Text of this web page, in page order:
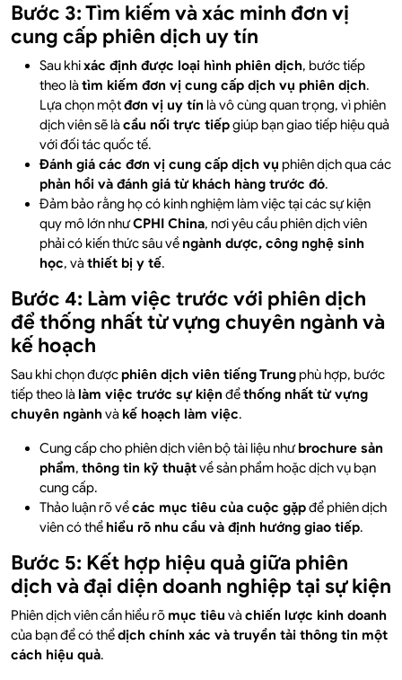
Bước 3: Tìm kiếm và xác minh đơn vị
cung cấp phiên dịch uy tín
Sau khixác định được loại hình phiên dịch, bước tiếp
theo làtìm kiếm đơn vị cung cấp dịch vụ phiên dịch.
Lựa chọn mộtđơn vị uy tín là vô cùng quan trọng, vì phiên
dịch viên sẽ làcầu nối trực tiếpgiúp bạn giao tiếp hiệu quả
với đối tác quốc tế.
Đánh giá các đơn vị cung cấp dịch vụ phiên dịch qua các
phản hồi và đánh giá từ khách hàng trước đó.
Đảm bảo rằng họ có kinh nghiệm làm việc tại các sự kiện
quy mô lớn nhưCPHI China, nơi yêu cầu phiên dịch viên
phải có kiến thức sâu về ngành dược, công nghệ sinh
học, vàthiết bị y tế.
Bước 4: Làm việc trước với phiên dịch
để thống nhất từ vựng chuyên ngành và
kế hoạch
Sau khi chọn đượcphiên dịch viên tiếng Trungphù hợp, bước
tiếp theo là làm việc trước sự kiện đểthống nhất từ vựng
chuyên ngànhvà kế hoạch làm việc.
Cung cấp cho phiên dịch viên bộ tài liệu nhưbrochure sản
phẩm, thông tin kỹ thuậtvề sản phẩm hoặc dịch vụ bạn
cung cấp.
Thảo luận rõ vềcác mục tiêu của cuộc gặpđể phiên dịch
viên có thể hiểu rõ nhu cầu và định hướng giao tiếp.
Bước 5: Kết hợp hiệu quả giữa phiên
dịch và đại diện doanh nghiệp tại sự kiện
Phiên dịch viên cần hiểu rõ mục tiêu vàchiến lược kinh doanh
của bạn để có thểdịch chính xác và truyền tải thông tin một
cách hiệu quả.